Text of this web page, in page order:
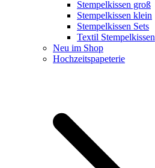
Stempelkissen groß
Stempelkissen klein
Stempelkissen Sets
Textil Stempelkissen
Neu im Shop
Hochzeitspapeterie